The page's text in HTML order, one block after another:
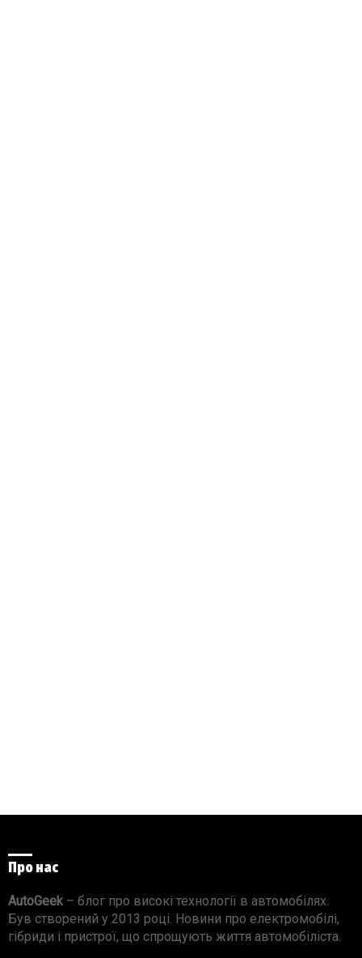
Про нас
AutoGeek– блог про високі технології в автомобілях.
Був створений у 2013 році. Новини про електромобілі,
гібриди і пристрої, що спрощують життя автомобіліста.